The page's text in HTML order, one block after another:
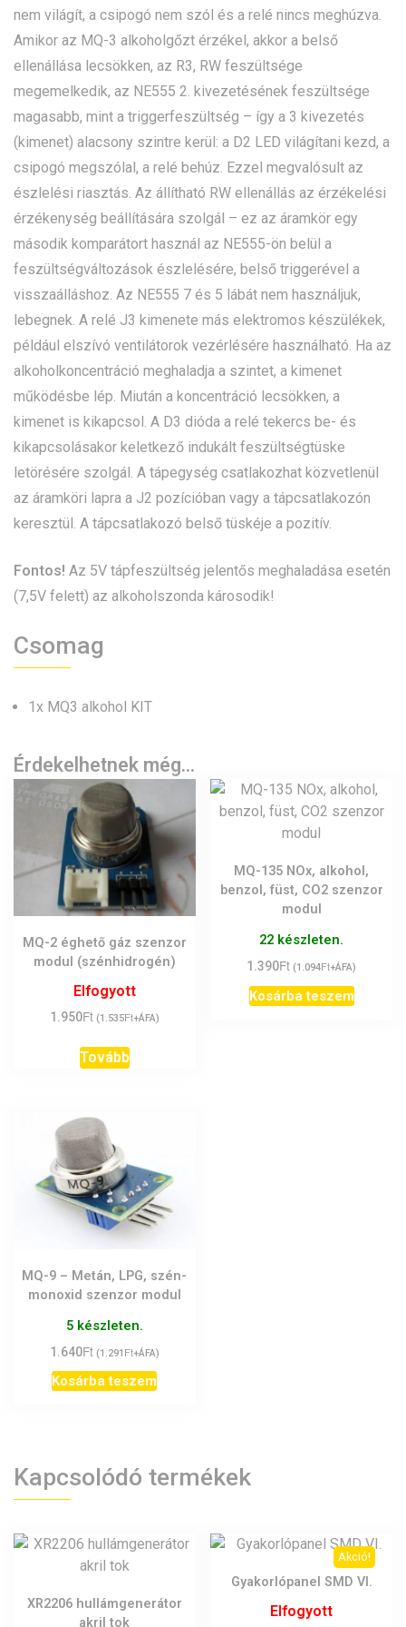
nem világít, a csipogó nem szól és a relé nincs meghúzva.
Amikor az MQ-3 alkoholgőzt érzékel, akkor a belső
ellenállása lecsökken, az R3, RW feszültsége
megemelkedik, az NE555 2. kivezetésének feszültsége
magasabb, mint a triggerfeszültség – így a 3 kivezetés
(kimenet) alacsony szintre kerül: a D2 LED világítani kezd, a
csipogó megszólal, a relé behúz. Ezzel megvalósult az
észlelési riasztás. Az állítható RW ellenállás az érzékelési
érzékenység beállítására szolgál – ez az áramkör egy
második komparátort használ az NE555-ön belül a
feszültségváltozások észlelésére, belső triggerével a
visszaálláshoz. Az NE555 7 és 5 lábát nem használjuk,
lebegnek. A relé J3 kimenete más elektromos készülékek,
például elszívó ventilátorok vezérlésére használható. Ha az
alkoholkoncentráció meghaladja a szintet, a kimenet
működésbe lép. Miután a koncentráció lecsökken, a
kimenet is kikapcsol. A D3 dióda a relé tekercs be- és
kikapcsolásakor keletkező indukált feszültségtüske
letörésére szolgál. A tápegység csatlakozhat közvetlenül
az áramköri lapra a J2 pozícióban vagy a tápcsatlakozón
keresztül. A tápcsatlakozó belső tüskéje a pozitív.
Fontos! Az 5V tápfeszültség jelentős meghaladása esetén
(7,5V felett) az alkoholszonda károsodik!
Csomag
1x MQ3 alkohol KIT
Érdekelhetnek még…
MQ-2 éghető gáz szenzor
modul (szénhidrogén)
Elfogyott
1.950Ft (1.535Ft+ÁFA)
Tovább
MQ-135 NOx, alkohol,
benzol, füst, CO2 szenzor
modul
22 készleten.
1.390Ft (1.094Ft+ÁFA)
Kosárba teszem
MQ-9 – Metán, LPG, szén-
monoxid szenzor modul
5 készleten.
1.640Ft (1.291 Ft+ÁFA)
Kosárba teszem
Kapcsolódó termékek
XR2206 hullámgenerátor
akril tok
Akció!
Gyakorlópanel SMD VI.
Elfogyott